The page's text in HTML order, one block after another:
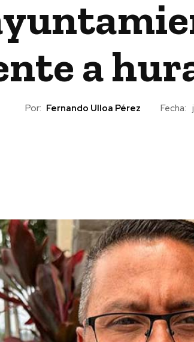
a
Por: Fernando Ulloa Pérez Fecha: